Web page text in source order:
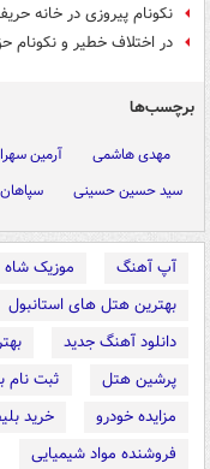
نکونام پیروزی در خانه
در اختلاف خطیر و نکونام
برچسب‌ها
مهدی هاشمی آرمین
سید حسین حسینی
سپاهان
آپ آهنگ موزیک شاه
بهترین هتل های استانبول
دانلود آهنگ جدید
پرشین هتل
ثبت نام
مزایده خودرو
خرید
فروشنده مواد شیمیایی